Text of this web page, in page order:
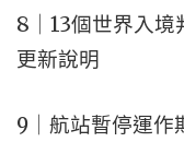
8｜13個世界入境
更新說明
9｜航站暫停運作